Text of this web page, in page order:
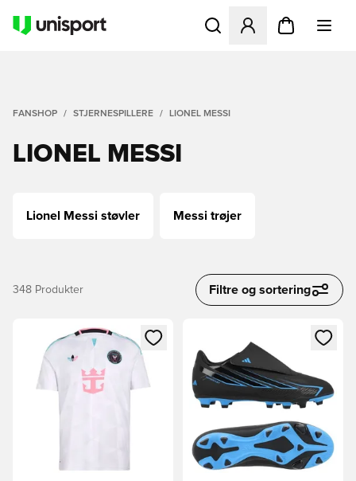
Åbner en Modal til at
FANSHOP STJERNESPILLERE LIONEL MESSI
LIONEL MESSI
Lionel Messi støvler Messi trøjer
348 Produkter Filtre og sortering
Åbner en Modal til at logge ind eller tilmelde dig som
Åbner en Modal til at logge